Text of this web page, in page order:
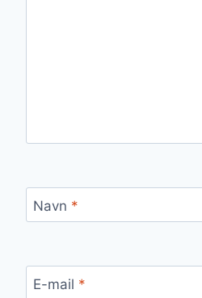
Navn *
E-mail *